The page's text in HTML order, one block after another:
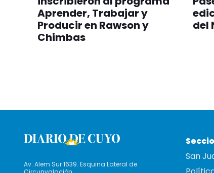
Aprender, Trabajar y
Producir en Rawson y
Chimbas
del
Av. Alem Sur 1639. Esquina Lateral de
San